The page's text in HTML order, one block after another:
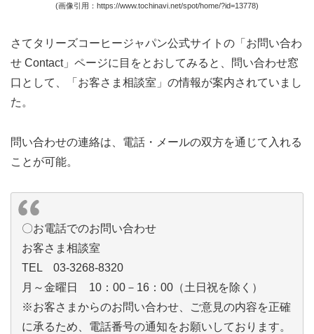
(画像引用：https://www.tochinavi.net/spot/home/?id=13778)
さてタリーズコーヒージャパン公式サイトの「お問い合わ
せ Contact」ページに目をとおしてみると、問い合わせ窓
口として、「お客さま相談室」の情報が案内されていまし
た。
問い合わせの連絡は、電話・メールの双方を通じて入れる
ことが可能。
〇お電話でのお問い合わせ
お客さま相談室
TEL 03-3268-8320
月～金曜日 10：00－16：00（土日祝を除く）
※お客さまからのお問い合わせ、ご意見の内容を正確
に承るため、電話番号の通知をお願いしております。